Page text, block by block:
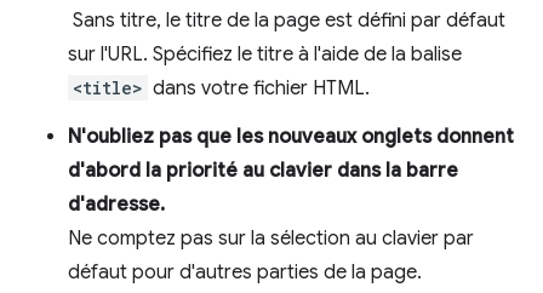
Sans titre, le titre de la page est défini par défaut
sur l'URL. Spécifiez le titre à l'aide de la balise
<title> dans votre fichier HTML.
N'oubliez pas que les nouveaux onglets donnent
d'abord la priorité au clavier dans la barre
d'adresse.
Ne comptez pas sur la sélection au clavier par
défaut pour d'autres parties de la page.